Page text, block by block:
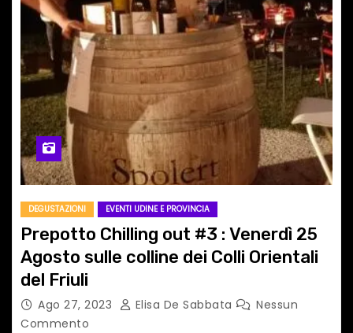
DEGUSTAZIONI EVENTI UDINE E PROVINCIA
Prepotto Chilling out #3 : Venerdì 25
Agosto sulle colline dei Colli Orientali
del Friuli
Ago 27, 2023 Elisa De Sabbata
Nessun
Commento